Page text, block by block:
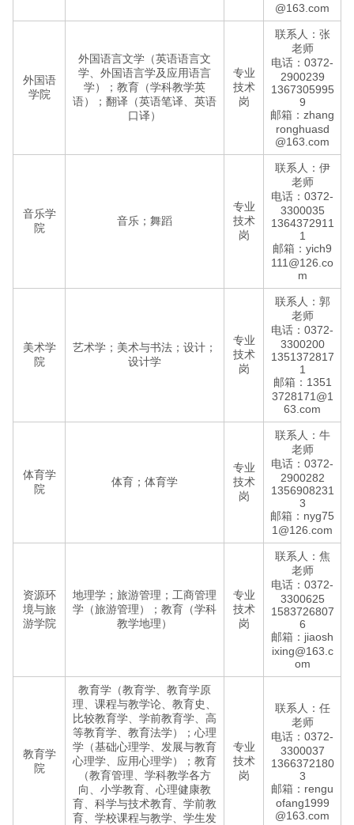
@163.com
外国语
学院
外国语言文学（英语语言文
学、外国语言学及应用语言
学）；教育（学科教学英
语）；翻译（英语笔译、英语
口译）
专业
技术
岗
联系人：张
老师
电话：0372-
2900239
1367305995
9
邮箱：zhang
ronghuasd
@163.com
音乐学
院
音乐；舞蹈
专业
技术
岗
联系人：伊
老师
电话：0372-
3300035
1364372911
1
邮箱：yich9
111@126.co
m
美术学
院
艺术学；美术与书法；设计；
设计学
专业
技术
岗
联系人：郭
老师
电话：0372-
3300200
1351372817
1
邮箱：1351
3728171@1
63.com
体育学
院
体育；体育学
专业
技术
岗
联系人：牛
老师
电话：0372-
2900282
1356908231
3
邮箱：nyg75
1@126.com
资源环
境与旅
游学院
地理学；旅游管理；工商管理
学（旅游管理）；教育（学科
教学地理）
专业
技术
岗
联系人：焦
老师
电话：0372-
3300625
1583726807
6
邮箱：jiaosh
ixing@163.c
om
教育学
院
教育学（教育学、教育学原
理、课程与教学论、教育史、
比较教育学、学前教育学、高
等教育学、教育法学）；心理
学（基础心理学、发展与教育
心理学、应用心理学）；教育
（教育管理、学科教学各方
向、小学教育、心理健康教
育、科学与技术教育、学前教
育、学校课程与教学、学生发
专业
技术
岗
联系人：任
老师
电话：0372-
3300037
1366372180
3
邮箱：rengu
ofang1999
@163.com